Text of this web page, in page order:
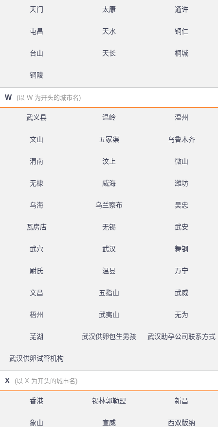
天门 太康 通许
屯昌 天水 铜仁
台山 天长 桐城
铜陵
W (以 W 为开头的城市名)
武义县 温岭 温州
文山 五家渠 乌鲁木齐
渭南 汶上 微山
无棣 威海 潍坊
乌海 乌兰察布 吴忠
瓦房店 无锡 武安
武穴 武汉 舞钢
尉氏 温县 万宁
文昌 五指山 武威
梧州 武夷山 无为
芜湖 武汉供卵包生男孩 武汉助孕公司联系方式
武汉供卵试管机构
X (以 X 为开头的城市名)
香港 锡林郭勒盟 新昌
象山 宣威 西双版纳